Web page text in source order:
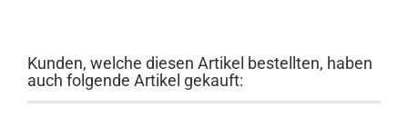
Kunden, welche diesen Artikel bestellten, haben
auch folgende Artikel gekauft: